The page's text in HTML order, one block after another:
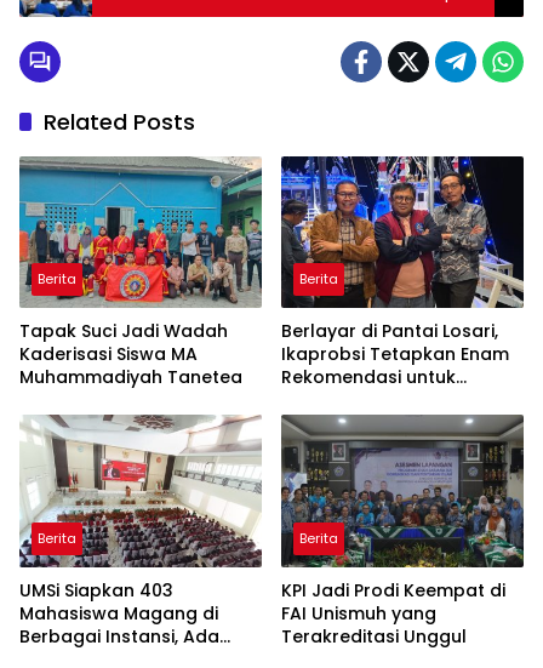
Related Posts
Berita
Tapak Suci Jadi Wadah
Kaderisasi Siswa MA
Muhammadiyah Tanetea
Berita
Berlayar di Pantai Losari,
Ikaprobsi Tetapkan Enam
Rekomendasi untuk
Berita
UMSi Siapkan 403
Mahasiswa Magang di
Berbagai Instansi, Ada
Berita
KPI Jadi Prodi Keempat di
FAI Unismuh yang
Terakreditasi Unggul